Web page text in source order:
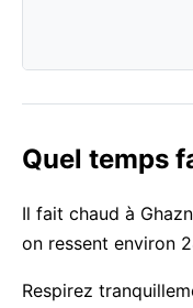
Quel temps
Il fait chaud à
on ressent environ
Respirez